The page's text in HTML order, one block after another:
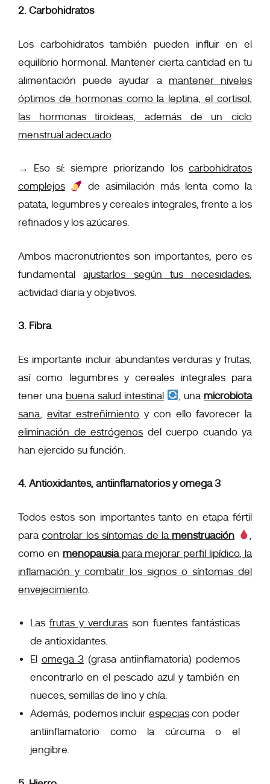
2. Carbohidratos
Los carbohidratos también pueden influir en el
equilibrio hormonal. Mantener cierta cantidad en tu
alimentación puede ayudar a mantener niveles
óptimos de hormonas como la leptina, el cortisol,
las hormonas tiroideas, además de un ciclo
menstrual adecuado.
→ Eso sí: siempre priorizando los carbohidratos
complejos
de asimilación más lenta como la
patata, legumbres y cereales integrales, frente a los
refinados y los azúcares.
Ambos macronutrientes son importantes, pero es
fundamentalajustarlos según tus necesidades
actividad diaria y objetivos.
3. Fibra
Es importante incluir abundantes verduras y frutas,
así como legumbres y cereales integrales para
tener una buena salud intestinal , una microbiota
sana
evitar estreñimiento y con ello favorecer la
eliminación de estrógenos del cuerpo cuando ya
han ejercido su función.
4. Antioxidantes, antiinflamatorios y omega 3
Todos estos son importantes tanto en etapa fértil
paracontrolar los síntomas de la menstruación
como en menopausia para mejorar perfil lipídico, la
inflamación y combatir los signos o síntomas del
envejecimiento.
Las frutas y verduras son fuentes fantásticas
de antioxidantes.
El omega 3 (grasa antiinflamatoria) podemos
encontrarlo en el pescado azul y también en
nueces, semillas de lino y chía.
Además, podemos incluir especiascon poder
antiinflamatorio como la cúrcuma o el
jengibre.